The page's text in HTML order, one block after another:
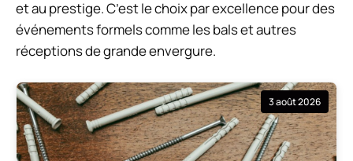
et au prestige. C’est le choix par excellence pour des
événements formels comme les bals et autres
réceptions de grande envergure.
3 août 2026